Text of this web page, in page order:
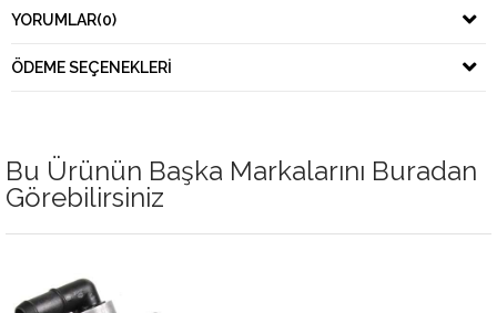
YORUMLAR(0)
ÖDEME SEÇENEKLERI
Bu Ürünün Başka Markalarını Buradan
Görebilirsiniz